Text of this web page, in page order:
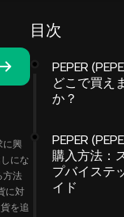
に興
にな
方法
に対
を追
目次
PEPER
どこで買え
か？
PEPER
購入方法：
プバイステ
イド